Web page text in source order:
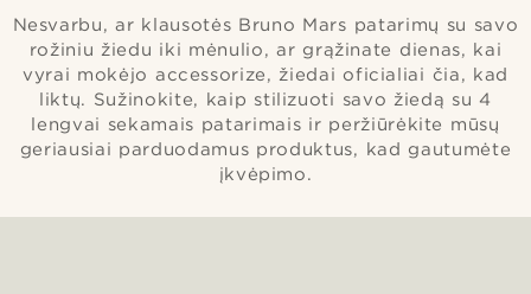
Nesvarbu, ar klausotės Bruno Mars patarimų su savo
rožiniu žiedu iki mėnulio, ar grąžinate dienas, kai
vyrai mokėjo accessorize, žiedai oficialiai čia, kad
liktų. Sužinokite, kaip stilizuoti savo žiedą su 4
lengvai sekamais patarimais ir peržiūrėkite mūsų
geriausiai parduodamus produktus, kad gautumėte
įkvėpimo.